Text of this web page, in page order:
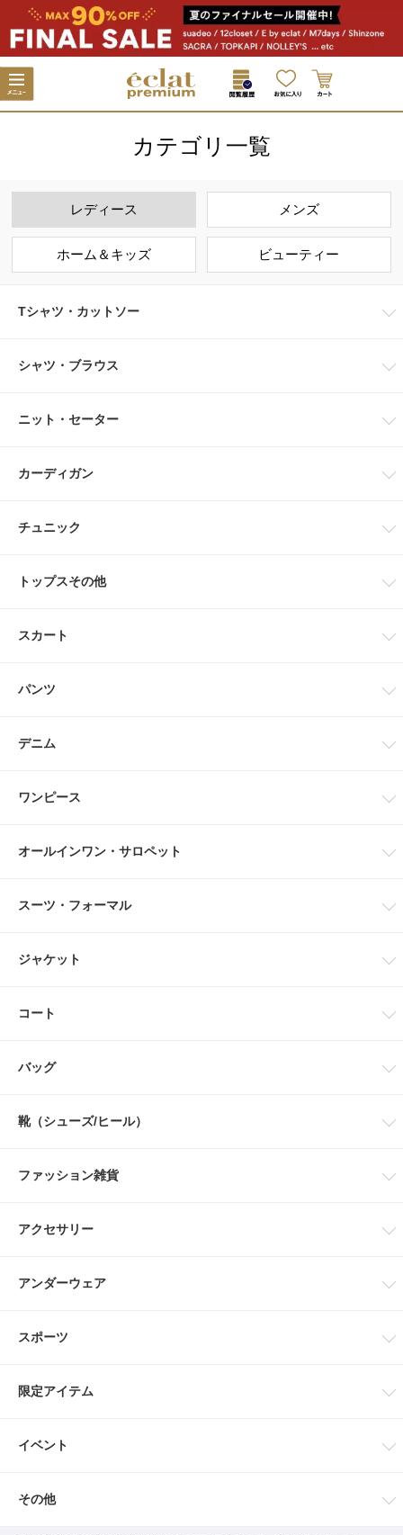
カテゴリ一覧
レディース メンズ
ホーム＆キッズ ビューティー
Tシャツ・カットソー
シャツ・ブラウス
ニット・セーター
カーディガン
チュニック
トップスその他
スカート
パンツ
デニム
ワンピース
オールインワン・サロペット
スーツ・フォーマル
ジャケット
コート
バッグ
靴（シューズ/ヒール）
ファッション雑貨
アクセサリー
アンダーウェア
スポーツ
限定アイテム
イベント
その他